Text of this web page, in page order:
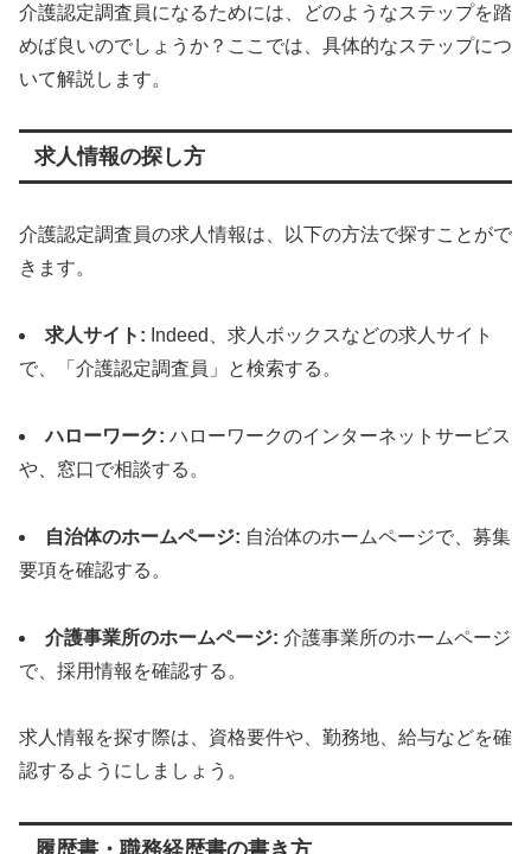
介護認定調査員になるためには、どのようなステップを踏
めば良いのでしょうか？ここでは、具体的なステップにつ
いて解説します。
求人情報の探し方
介護認定調査員の求人情報は、以下の方法で探すことがで
きます。
求人サイト: Indeed、求人ボックスなどの求人サイト
で、「介護認定調査員」と検索する。
ハローワーク: ハローワークのインターネットサービス
や、窓口で相談する。
自治体のホームページ: 自治体のホームページで、募集
要項を確認する。
介護事業所のホームページ: 介護事業所のホームページ
で、採用情報を確認する。
求人情報を探す際は、資格要件や、勤務地、給与などを確
認するようにしましょう。